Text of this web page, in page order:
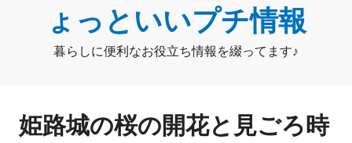
ょっといいプチ情報
暮らしに便利なお役立ち情報を綴ってます♪
姫路城の桜の開花と見ごろ時